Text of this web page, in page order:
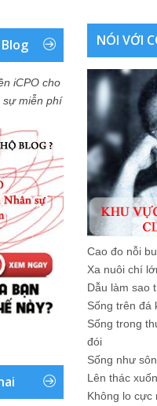
iCPO cho
sự miễn phí
NÓI VỚI
Cao đo nỗi
Xa nuôi chí
Dẫu làm sao
Sống trên đá
Sống trong
đói
Sống như
Lên thác
Không lo cực